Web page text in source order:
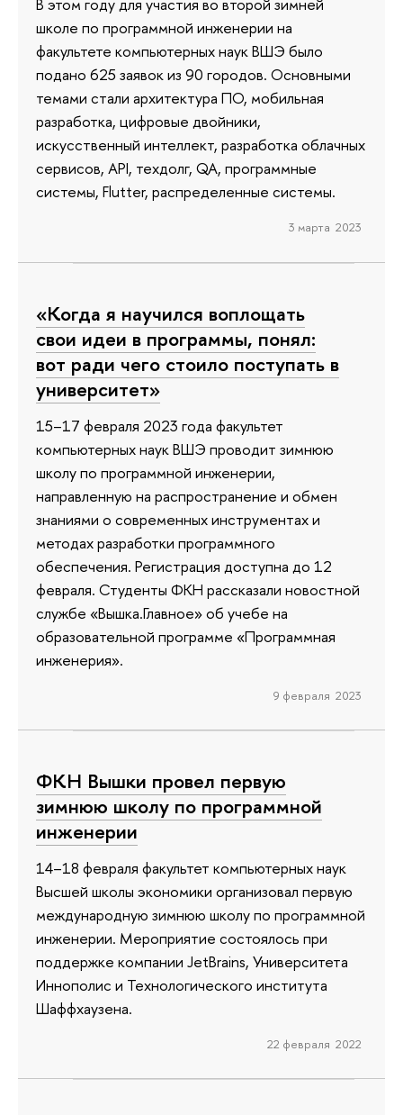
В этом году для участия во второй зимней
школе по программной инженерии на
факультете компьютерных наук ВШЭ было
подано 625 заявок из 90 городов. Основными
темами стали архитектура ПО, мобильная
разработка, цифровые двойники,
искусственный интеллект, разработка облачных
сервисов, API, техдолг, QA, программные
системы, Flutter, распределенные системы.
3 марта 2023
«Когда я научился воплощать
свои идеи в программы, понял:
вот ради чего стоило поступать в
университет»
15–17 февраля 2023 года факультет
компьютерных наук ВШЭ проводит зимнюю
школу по программной инженерии,
направленную на распространение и обмен
знаниями о современных инструментах и
методах разработки программного
обеспечения. Регистрация доступна до 12
февраля. Студенты ФКН рассказали новостной
службе «Вышка.Главное» об учебе на
образовательной программе «Программная
инженерия».
9 февраля 2023
ФКН Вышки провел первую
зимнюю школу по программной
инженерии
14–18 февраля факультет компьютерных наук
Высшей школы экономики организовал первую
международную зимнюю школу по программной
инженерии. Мероприятие состоялось при
поддержке компании JetBrains, Университета
Иннополис и Технологического института
Шаффхаузена.
22 февраля 2022